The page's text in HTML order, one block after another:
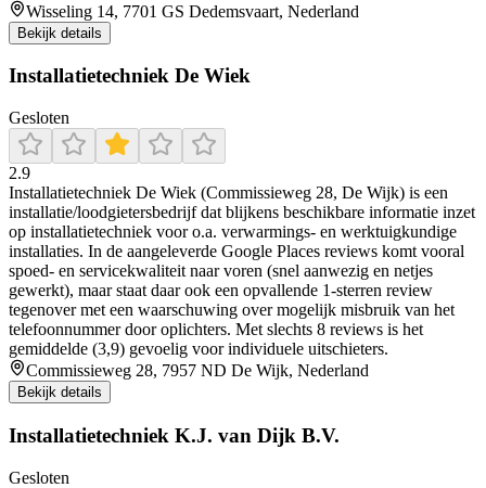
Wisseling 14, 7701 GS Dedemsvaart, Nederland
Bekijk details
Installatietechniek De Wiek
Gesloten
2.9
Installatietechniek De Wiek (Commissieweg 28, De Wijk) is een
installatie/loodgietersbedrijf dat blijkens beschikbare informatie inzet
op installatietechniek voor o.a. verwarmings- en werktuigkundige
installaties. In de aangeleverde Google Places reviews komt vooral
spoed- en servicekwaliteit naar voren (snel aanwezig en netjes
gewerkt), maar staat daar ook een opvallende 1-sterren review
tegenover met een waarschuwing over mogelijk misbruik van het
telefoonnummer door oplichters. Met slechts 8 reviews is het
gemiddelde (3,9) gevoelig voor individuele uitschieters.
Commissieweg 28, 7957 ND De Wijk, Nederland
Bekijk details
Installatietechniek K.J. van Dijk B.V.
Gesloten